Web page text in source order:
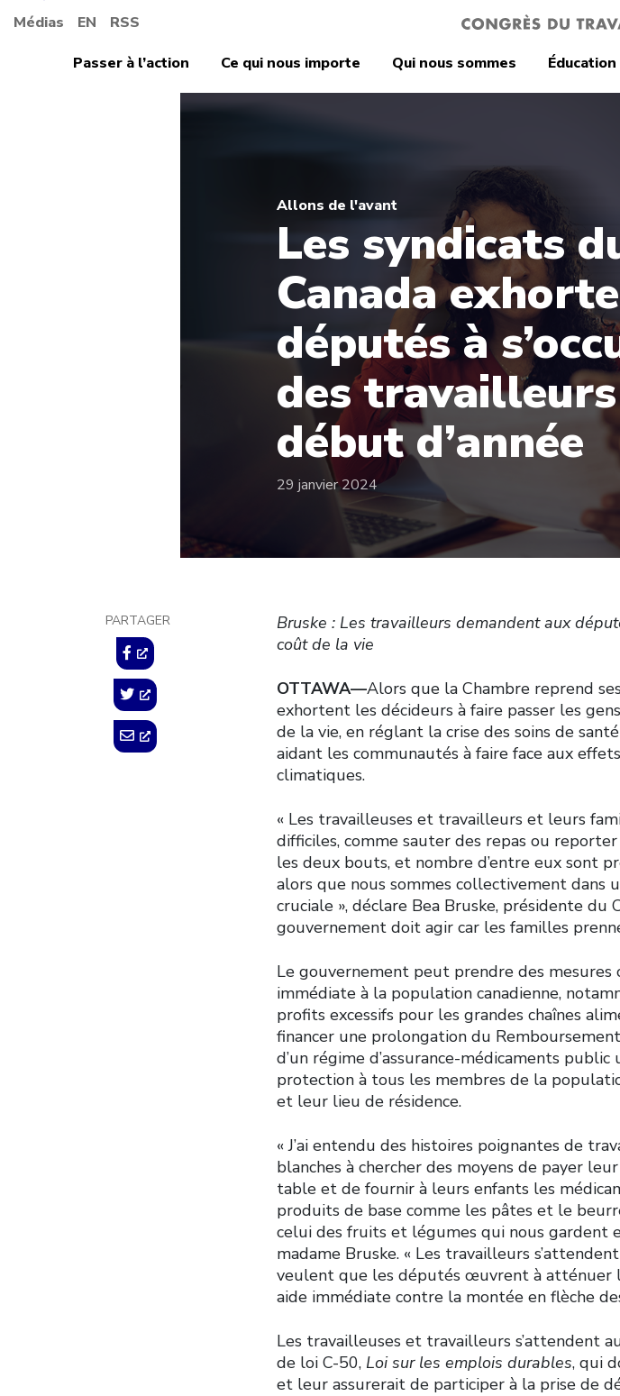
Médias EN RSS
Passer à l’action
Ce qui nous importe Qui nous sommes
Allons de l'avant
Les syndicats
Canada
députés à
des
début d’année
29 janvier 2024
PARTAGER
Bruske : Les travailleurs demandent aux
coût de la vie
OTTAWA––Alors que la Chambre reprend
exhortent les décideurs à faire passer les
de la vie, en réglant la crise des soins de
aidant les communautés à faire face aux
climatiques.
« Les travailleuses et travailleurs et leurs
difficiles, comme sauter des repas ou
les deux bouts, et nombre d’entre eux sont
alors que nous sommes collectivement dans
cruciale », déclare Bea Bruske, présidente du
gouvernement doit agir car les familles
Le gouvernement peut prendre des
immédiate à la population canadienne,
profits excessifs pour les grandes chaînes
financer une prolongation du
d’un régime d’assurance-médicaments
protection à tous les membres de la
et leur lieu de résidence.
« J’ai entendu des histoires poignantes de
blanches à chercher des moyens de payer
table et de fournir à leurs enfants les
produits de base comme les pâtes et le
celui des fruits et légumes qui nous gardent
madame Bruske. « Les travailleurs
veulent que les députés œuvrent à atténuer
aide immédiate contre la montée en flèche
Les travailleuses et travailleurs s’attendent
de loi C-50, Loi sur les emplois durables, qui
et leur assurerait de participer à la prise de